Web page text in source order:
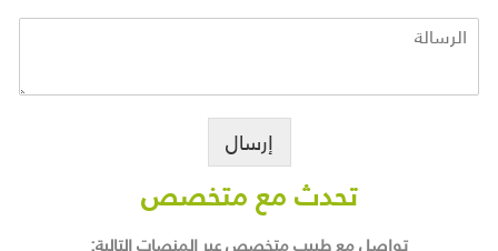
إرسال
تحدث مع متخصص
تواصل مع طبيب متخصص عبر المنصات التالية: